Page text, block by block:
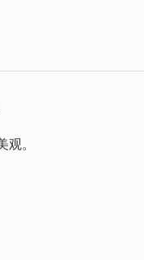
。